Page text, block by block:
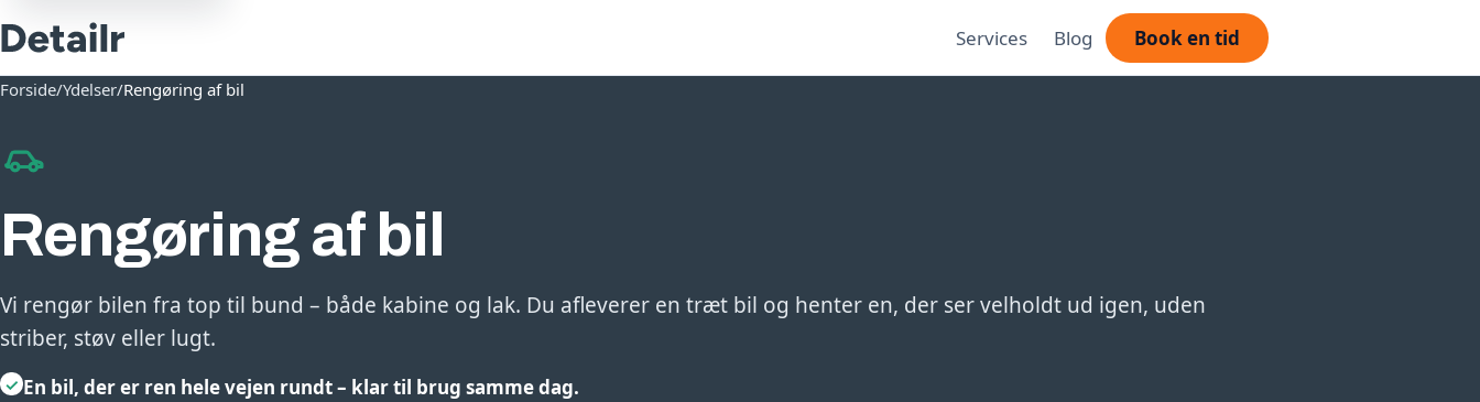
Services Blog Book en tid
Forside/Ydelser/Rengøring af bil
Rengøring af bil
Vi rengør bilen fra top til bund – både kabine og lak. Du afleverer en træt bil og henter en, der ser velholdt ud igen, uden
striber, støv eller lugt.
✓ En bil, der er ren hele vejen rundt – klar til brug samme dag.